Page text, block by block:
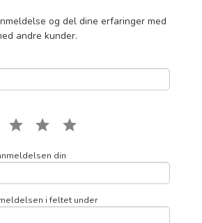
og del dine erfaringer med
andre kunder.
3 star 4 star 5 star
din
i feltet under